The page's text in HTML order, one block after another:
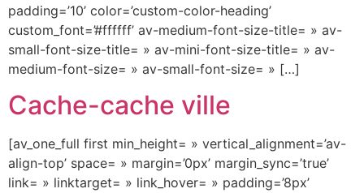
padding=’10’ color=’custom-color-heading’
custom_font=’#ffffff’ av-medium-font-size-title= » av-
small-font-size-title= » av-mini-font-size-title= » av-
medium-font-size= » av-small-font-size= » […]
Cache-cache ville
[av_one_full first min_height= » vertical_alignment=’av-
align-top’ space= » margin=’0px’ margin_sync=’true’
link= » linktarget= » link_hover= » padding=’8px’